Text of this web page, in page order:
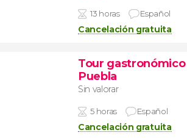
13 horas Español
Cancelación gratuita
Tour
Puebla
Sin valorar
5 horas Español
Cancelación gratuita